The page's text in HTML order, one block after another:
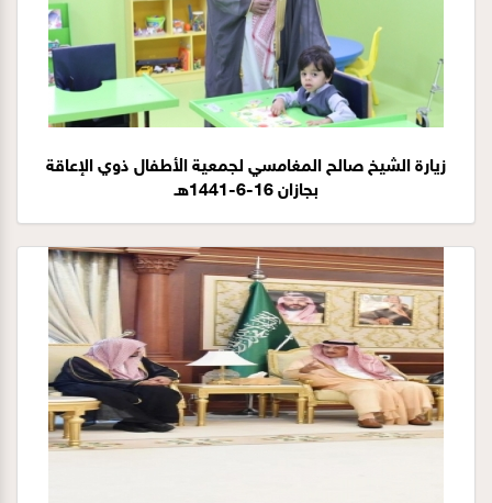
زيارة الشيخ صالح المغامسي لجمعية الأطفال ذوي الإعاقة
بجازان 16-6-1441هـ